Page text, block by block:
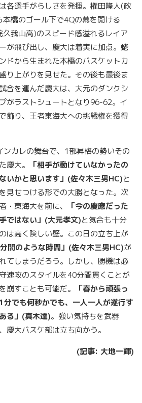
各選手がらしさを発揮。権田隆人(政
橋のゴール下で4Qの幕を開ける
我山高)のスピード感溢れるレイア
が飛び出し、慶大は着実に加点。蛯
ドから生まれた本橋のバスケットカ
り上がりを見せた。その後も最後ま
合を運んだ慶大は、大元のダンクシ
がラストシュートとなり96-62。イ
飾り、王者東海大への挑戦権を獲得
カレの舞台で、1部昇格の勢いその
慶大。
「相手が動けていなかったの
いかと思います」 (佐々木三男HC)と
見せつける形での大勝となった。次
・東海大を前に、
「今の慶應だった
ではない」 (大元孝文)と気合も十分
は高く険しい壁。この日の立ち上が
分間のような時間」 (佐々木三男HC)が
てしまうだろう。しかし、勝機は必
速攻のスタイルを40分間貫くことが
崩すことも可能だ。
「春から頑張っ
分でも何秒かでも、一人一人が遂行す
る」 (真木達)。強い気持ちを武器
慶大バスケ部は立ち向かう。
(記事: 大地一輝)